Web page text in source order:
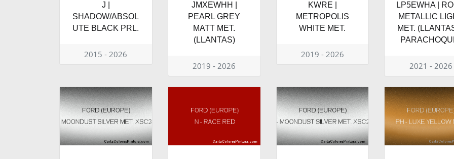
J |
SHADOW/ABSOL
UTE BLACK PRL.
2015 - 2026
JMXEWHH |
PEARL GREY
MATT MET.
(LLANTAS)
2019 - 2026
KWRE |
METROPOLIS
WHITE MET.
2019 - 2026
LP5EWHA |
METALLIC
MET.
2021 - 2026